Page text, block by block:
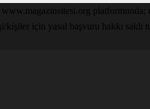
kişiler için yasal başvuru hakkı